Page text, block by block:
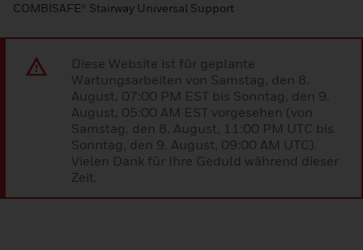
COMBISAFE® Stairway Universal Support
Diese Website ist für geplante
Wartungsarbeiten von Samstag, den 8.
August, 07:00 PM EST bis Sonntag, den 9.
August, 05:00 AM EST vorgesehen (von
Samstag, den 8. August, 11:00 PM UTC bis
Sonntag, den 9. August, 09:00 AM UTC).
Vielen Dank für Ihre Geduld während dieser
Zeit.